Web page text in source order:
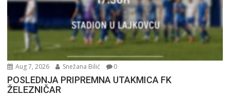
Aug 7, 2026 Snežana Bilić 0
POSLEDNJA PRIPREMNA UTAKMICA FK
ŽELEZNIČAR